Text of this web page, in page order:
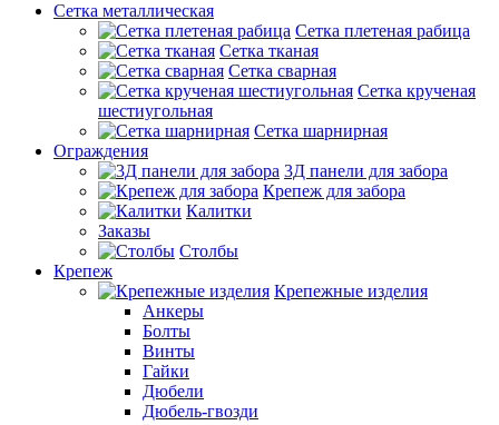
Сетка металлическая
Сетка плетеная рабица
Сетка тканая
Сетка сварная
Сетка крученая
шестиугольная
Сетка шарнирная
Ограждения
3Д панели для забора
Крепеж для забора
Калитки
Заказы
Столбы
Крепеж
Крепежные изделия
Анкеры
Болты
Винты
Гайки
Дюбели
Дюбель-гвозди